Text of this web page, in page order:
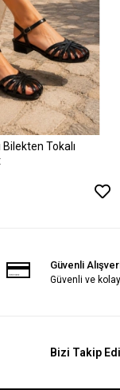
Bilekten Tokalı
Güvenli
Güvenli ve
Bizi Takip